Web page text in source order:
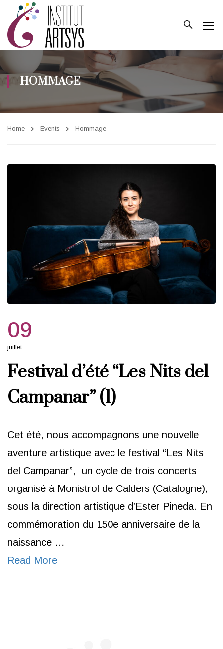
HOMMAGE
Home Events Hommage
09
juillet
Festival d’été “Les Nits del
Campanar” (1)
Cet été, nous accompagnons une nouvelle
aventure artistique avec le festival “Les Nits
del Campanar”, un cycle de trois concerts
organisé à Monistrol de Calders (Catalogne),
sous la direction artistique d’Ester Pineda. En
commémoration du 150e anniversaire de la
naissance …
Read More